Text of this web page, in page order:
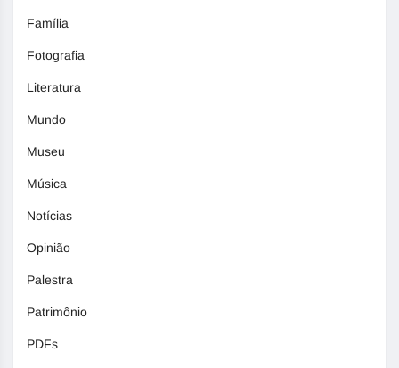
Família
Fotografia
Literatura
Mundo
Museu
Música
Notícias
Opinião
Palestra
Patrimônio
PDFs